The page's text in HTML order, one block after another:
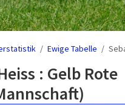
Ewige Tabelle
: Gelb Rote